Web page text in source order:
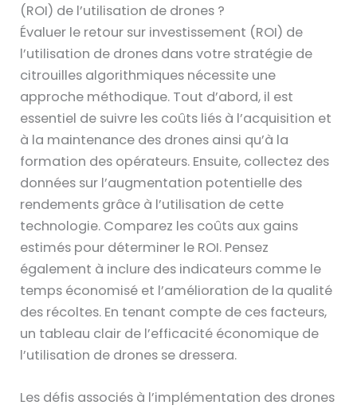
(ROI) de l’utilisation de drones ?
Évaluer le retour sur investissement (ROI) de
l’utilisation de drones dans votre stratégie de
citrouilles algorithmiques nécessite une
approche méthodique. Tout d’abord, il est
essentiel de suivre les coûts liés à l’acquisition et
à la maintenance des drones ainsi qu’à la
formation des opérateurs. Ensuite, collectez des
données sur l’augmentation potentielle des
rendements grâce à l’utilisation de cette
technologie. Comparez les coûts aux gains
estimés pour déterminer le ROI. Pensez
également à inclure des indicateurs comme le
temps économisé et l’amélioration de la qualité
des récoltes. En tenant compte de ces facteurs,
un tableau clair de l’efficacité économique de
l’utilisation de drones se dressera.
Les défis associés à l’implémentation des drones